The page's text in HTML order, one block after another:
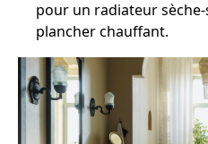
pour un radiateur
plancher chauffant.